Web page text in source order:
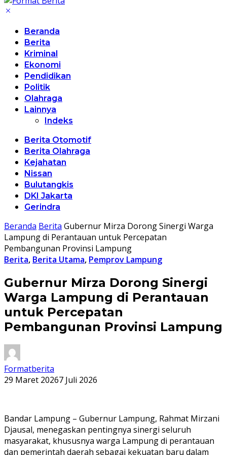
Beranda
Berita
Kriminal
Ekonomi
Pendidikan
Politik
Olahraga
Lainnya
Indeks
Berita Otomotif
Berita Olahraga
Kejahatan
Nissan
Bulutangkis
DKI Jakarta
Gerindra
Beranda Berita Gubernur Mirza Dorong Sinergi Warga
Lampung di Perantauan untuk Percepatan
Pembangunan Provinsi Lampung
Berita, Berita Utama, Pemprov Lampung
Gubernur Mirza Dorong Sinergi
Warga Lampung di Perantauan
untuk Percepatan
Pembangunan Provinsi Lampung
Formatberita
29 Maret 20267 Juli 2026
Bandar Lampung – Gubernur Lampung, Rahmat Mirzani
Djausal, menegaskan pentingnya sinergi seluruh
masyarakat, khususnya warga Lampung di perantauan
dan pemerintah daerah sebagai kekuatan baru dalam